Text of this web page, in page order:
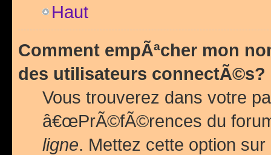
Haut
Comment empÃªcher mon
des utilisateurs connectÃ©s?
Vous trouverez dans votre
â€œPrÃ©fÃ©rences du
ligne. Mettez cette option sur